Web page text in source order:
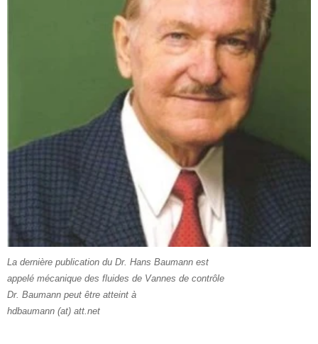
La dernière publication du Dr. Hans Baumann est
appelé mécanique des fluides de Vannes de contrôle
Dr. Baumann peut être atteint à
hdbaumann (at) att.net